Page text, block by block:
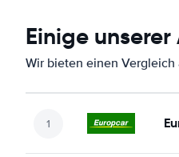
Einige
Wir bieten einen